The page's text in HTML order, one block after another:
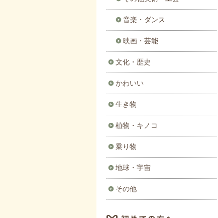
音楽・ダンス
映画・芸能
文化・歴史
かわいい
生き物
植物・キノコ
乗り物
地球・宇宙
その他